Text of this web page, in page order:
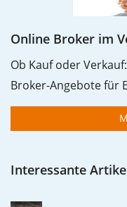
Online Broker im
Ob Kauf oder
Broker-Angebote für
Interessante